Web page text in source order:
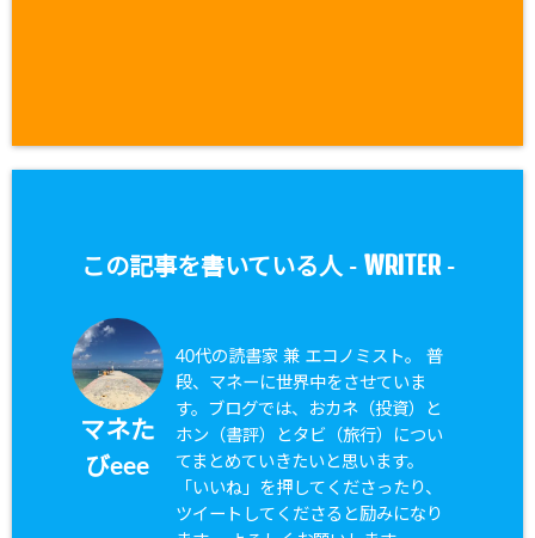
この記事を書いている人 - WRITER-
マネた
びeee
40代の読書家 兼 エコノミスト。 普
段、マネーに世界中をさせていま
す。ブログでは、おカネ（投資）と
ホン（書評）とタビ（旅行）につい
てまとめていきたいと思います。
「いいね」を押してくださったり、
ツイートしてくださると励みになり